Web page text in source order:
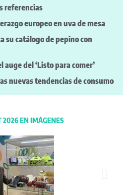
referencias
europeo en uva de mesa
su catálogo de pepino con
auge del ‘Listo para comer’
nuevas tendencias de consumo
2026 EN IMÁGENES